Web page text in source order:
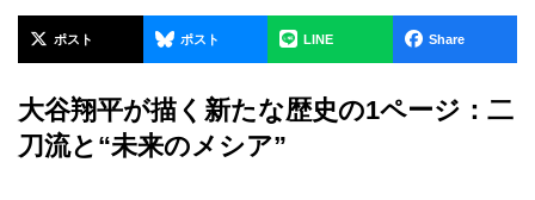
ポスト ポスト LINE Share
大谷翔平が描く新たな歴史の1ページ：二
刀流と“未来のメシア”